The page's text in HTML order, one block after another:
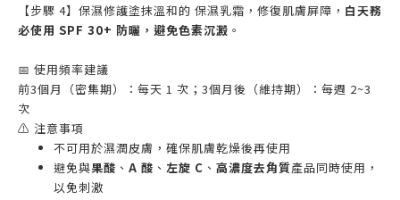
【步驟 4】保濕修護塗抹溫和的 保濕乳霜，修復肌膚屏障， 白天務
必使用 SPF 30+ 防曬，避免色素沉澱 。
📅 使用頻率建議
前3個月（密集期）：每天 1 次；3個月後（維持期）：每週 2~3
次
⚠️ 注意事項
不可用於濕潤皮膚，確保肌膚乾燥後再使用
避免與果酸 、 A 酸 、 左旋 C 、 高濃度去角質產品同時使用，
以免刺激